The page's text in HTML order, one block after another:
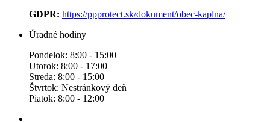
GDPR: https://ppprotect.sk/dokument/obec-kaplna/
Úradné hodiny
Pondelok: 8:00 - 15:00
Utorok: 8:00 - 17:00
Streda: 8:00 - 15:00
Štvrtok: Nestránkový deň
Piatok: 8:00 - 12:00